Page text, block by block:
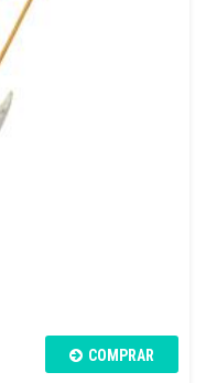
COMPRAR